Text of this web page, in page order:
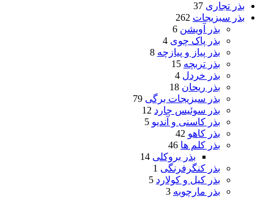
بذر تجاری 37
بذر سبزیجات 262
بذر آویشن 6
بذر پاک چوی 4
بذر پیاز و پیازچه 8
بذر تربچه 15
بذر خردل 4
بذر ریحان 18
بذر سبزیجات برگی 79
بذر سوئیس چارد 12
بذر کاسنی و آندیو 5
بذر کاهو 42
بذر کلم ها 46
بذر بروکلی 14
بذر کنگرفرنگی 1
بذر کیل و کولارد 5
بذر مارچوبه 3